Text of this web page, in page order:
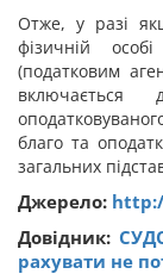
Отже, у разі
фізичній
(податковим
включається
благо та
загальних
Джерело:
Довідник:
рахувати не